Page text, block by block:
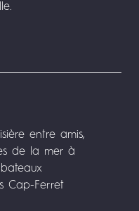
entre amis,
de la mer à
Cap-Ferret